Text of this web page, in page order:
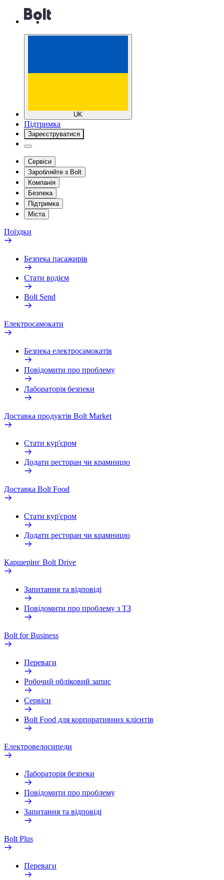
UK
Підтримка
Зареєструватися
Сервіси
Заробляйте з Bolt
Компанія
Безпека
Підтримка
Міста
Поїздки
Безпека пасажирів
Стати водієм
Bolt Send
Електросамокати
Безпека електросамокатів
Повідомити про проблему
Лабораторія безпеки
Доставка продуктів Bolt Market
Стати кур'єром
Додати ресторан чи крамницю
Доставка Bolt Food
Стати кур'єром
Додати ресторан чи крамницю
Каршерінг Bolt Drive
Запитання та відповіді
Повідомити про проблему з ТЗ
Bolt for Business
Переваги
Робочий обліковий запис
Сервіси
Bolt Food для корпоративних клієнтів
Електровелосипеди
Лабораторія безпеки
Повідомити про проблему
Запитання та відповіді
Bolt Plus
Переваги